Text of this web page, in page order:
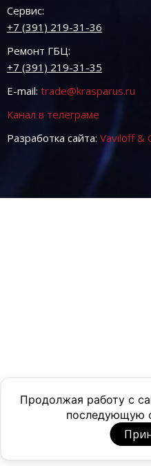
Продолжая работу с
последующую
Сервис:
+7 (391) 219-31-36
Ремонт ГБЦ:
+7 (391) 219-31-35
E-mail: trade@krasparus.ru
Канал в телеграме
Разработка сайта: Vaviloff &